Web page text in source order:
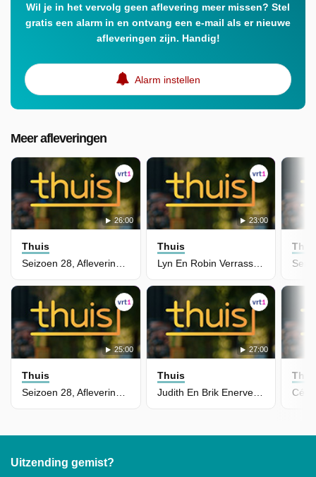
Wil je in het vervolg geen aflevering meer missen? Stel
gratis een alarm in en ontvang een e-mail als er nieuwe
afleveringen zijn. Handig!
Alarm instellen
Meer afleveringen
26:00
Thuis
Seizoen 28, Aflevering 5463 - Maité Loopt Langs Bij Thilly Met Een Heel Speciaal Verzoek
23:00
Thuis
Lyn En Robin Verrassen Elkaar Tijdens De Bemiddeling
25:00
Thuis
27:00
Thuis
Judith En Brik Enerveren Elkaar Tijdens Het Werk
Uitzending gemist?